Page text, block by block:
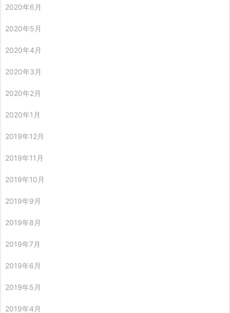
2020年6月
2020年5月
2020年4月
2020年3月
2020年2月
2020年1月
2019年12月
2019年11月
2019年10月
2019年9月
2019年8月
2019年7月
2019年6月
2019年5月
2019年4月